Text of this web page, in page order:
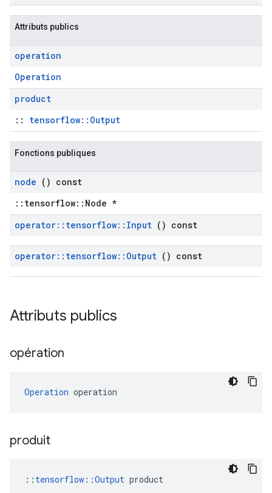
Attributs publics
operation
Operation
product
:: tensorflow::Output
Fonctions publiques
node () const
::tensorflow::Node *
operator:: tensorflow:: Input () const
operator:: tensorflow:: Output () const
Attributs publics
opération
Operation operation
produit
:: tensorflow::Output product